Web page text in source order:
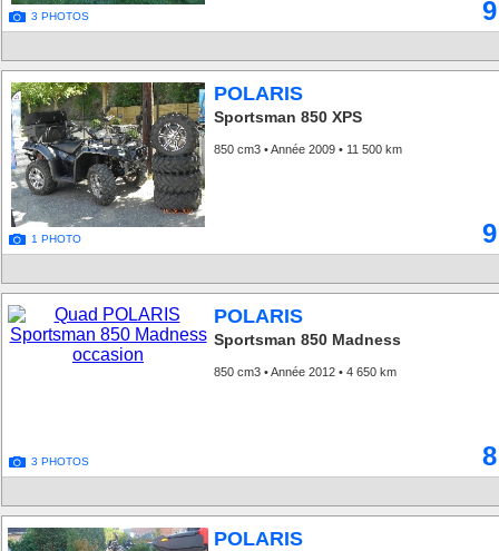
3 PHOTOS
1 PHOTO
POLARIS
Sportsman 850 XPS
850 cm3 • Année 2009 • 11 500 km
3 PHOTOS
POLARIS
Sportsman 850 Madness
850 cm3 • Année 2012 • 4 650 km
POLARIS